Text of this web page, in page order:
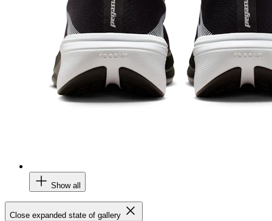
Show all
Close expanded state of gallery